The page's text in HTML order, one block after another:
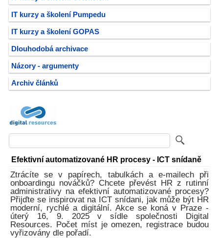
IT kurzy a školení Pumpedu
IT kurzy a školení GOPAS
Dlouhodobá archivace
Názory - argumenty
Archiv článků
Efektivní automatizované HR procesy - ICT snídaně
Ztrácíte se v papírech, tabulkách a e-mailech při
onboardingu nováčků? Chcete převést HR z rutinní
administrativy na efektivní automatizované procesy?
Přijďte se inspirovat na ICT snídani, jak může být HR
moderní, rychlé a digitální. Akce se koná v Praze -
úterý 16, 9. 2025 v sídle společnosti Digital
Resources. Počet míst je omezen, registrace budou
vyřizovány dle pořadí.